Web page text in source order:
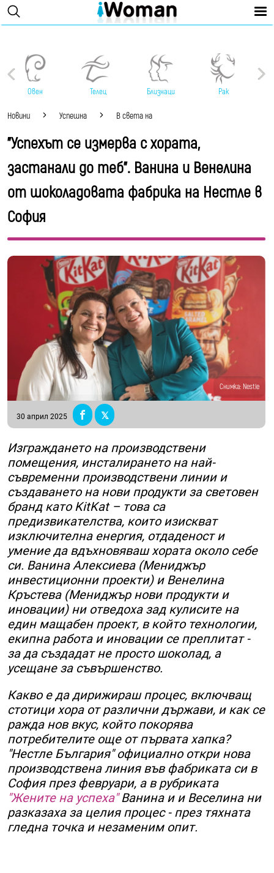
Овен Телец Близнаци Рак
Новини Успешна В света на
"Успехът се измерва с хората,
застанали до теб". Ванина и Венелина
от шоколадовата фабрика на Нестле в
София
Снимка: Nestle
30 април 2025
Изграждането на производствени
помещения, инсталирането на най-
съвременни производствени линии и
създаването на нови продукти за световен
бранд като KitKat – това са
предизвикателства, които изискват
изключителна енергия, отдаденост и
умение да вдъхновяваш хората около себе
си. Ванина Алексиева (Мениджър
инвестиционни проекти) и Венелина
Кръстева (Мениджър нови продукти и
иновации) ни отведоха зад кулисите на
един мащабен проект, в който технологии,
екипна работа и иновации се преплитат -
за да създадат не просто шоколад, а
усещане за съвършенство.
Какво е да дирижираш процес, включващ
стотици хора от различни държави, и как се
ражда нов вкус, който покорява
потребителите още от първата хапка?
"Нестле България" официално откри нова
производствена линия във фабриката си в
София през февруари, а в рубриката
"Жените на успеха"Ванина и и Веселина ни
разказаха за целия процес - през тяхната
гледна точка и незаменим опит.